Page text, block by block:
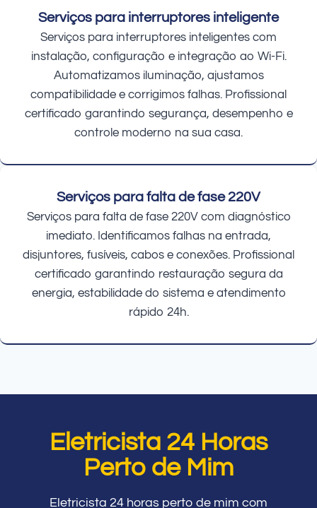
Serviços para interruptores inteligente
Serviços para interruptores inteligentes com
instalação, configuração e integração ao Wi-Fi.
Automatizamos iluminação, ajustamos
compatibilidade e corrigimos falhas. Profissional
certificado garantindo segurança, desempenho e
controle moderno na sua casa.
Serviços para falta de fase 220V
Serviços para falta de fase 220V com diagnóstico
imediato. Identificamos falhas na entrada,
disjuntores, fusíveis, cabos e conexões. Profissional
certificado garantindo restauração segura da
energia, estabilidade do sistema e atendimento
rápido 24h.
Eletricista 24 Horas
Perto de Mim
Eletricista 24 horas perto de mim com